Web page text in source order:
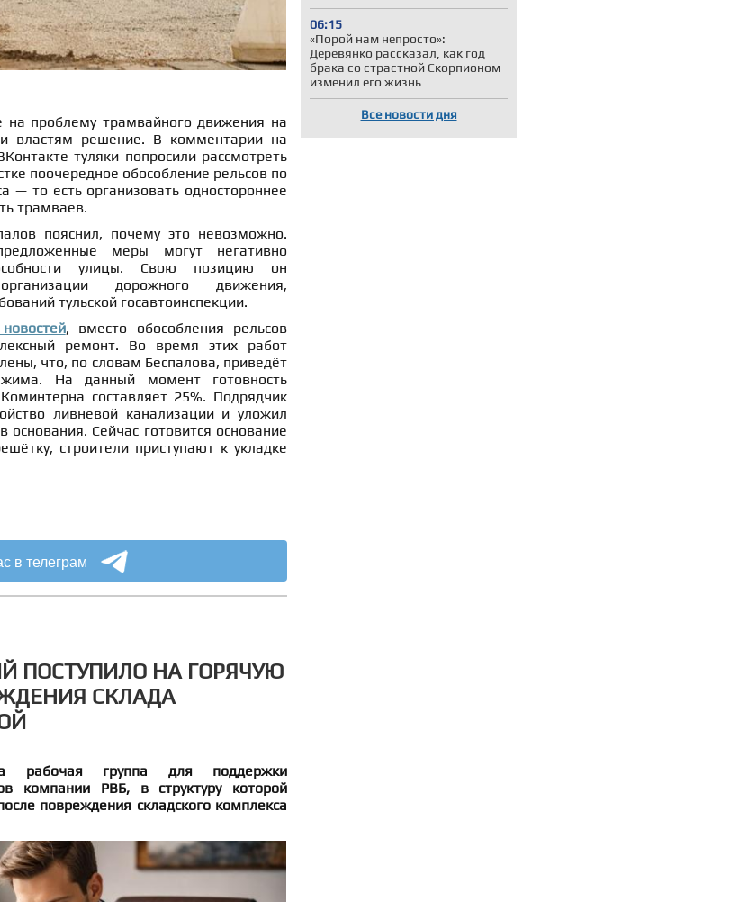
06:15
«Порой нам непросто»:
Деревянко рассказал, как год
брака со страстной Скорпионом
изменил его жизнь
Все новости дня
проблему трамвайного движения на
властям решение. В комментарии на
туляки попросили рассмотреть
поочередное обособление рельсов по
— то есть организовать одностороннее
трамваев.
пояснил, почему это невозможно.
меры могут негативно
улицы. Свою позицию он
дорожного движения,
тульской госавтоинспекции.
, вместо обособления рельсов
ремонт. Во время этих работ
что, по словам Беспалова, приведёт
На данный момент готовность
составляет 25%. Подрядчик
ливневой канализации и уложил
основания. Сейчас готовится основание
строители приступают к укладке
в телеграм
ПОСТУПИЛО НА ГОРЯЧУЮ
СКЛАДА
рабочая группа для поддержки
компании РВБ, в структуру которой
повреждения складского комплекса